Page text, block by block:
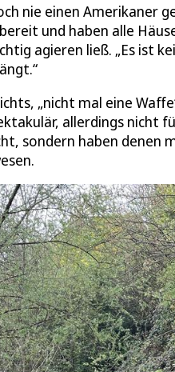
nie einen Amerikaner
und haben alle
agieren ließ. „Es ist
„nicht mal eine
allerdings nicht
sondern haben denen